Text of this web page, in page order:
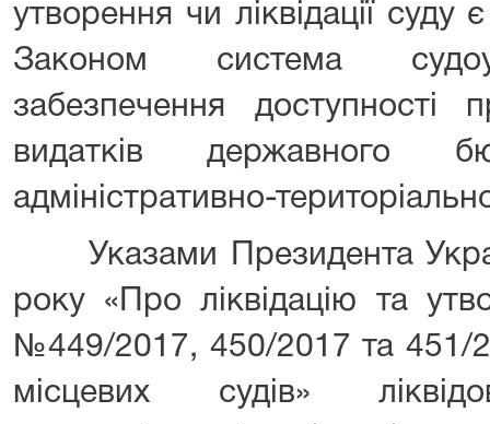
утворення чи ліквідації
Законом система
забезпечення доступності
видатків державного
адміністративно-
Указами Президента
року «Про ліквідацію та
№449/2017, 450/2017 та 451/
місцевих судів»